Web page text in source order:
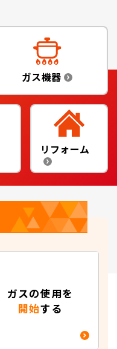
ガス機器
リフォーム
ガスの使用を
開始する